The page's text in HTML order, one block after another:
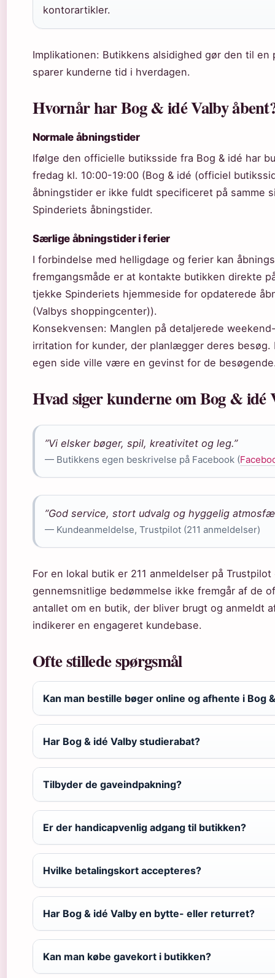
kontorartikler.
Implikationen: Butikkens alsidighed gør den til en
sparer kunderne tid i hverdagen.
Hvornår har Bog & idé Valby
Normale åbningstider
Ifølge den officielle butiksside fra Bog & idé har
fredag kl. 10:00-19:00 (Bog & idé (officiel
åbningstider er ikke fuldt specificeret på samme
Spinderiets åbningstider.
Særlige åbningstider i ferier
I forbindelse med helligdage og ferier kan
fremgangsmåde er at kontakte butikken direkte
tjekke Spinderiets hjemmeside for opdaterede
(Valbys shoppingcenter)).
Konsekvensen: Manglen på detaljerede
irritation for kunder, der planlægger deres besøg.
egen side ville være en gevinst for de
Hvad siger kunderne om Bog & idé
”Vi elsker bøger, spil, kreativitet og leg.”
— Butikkens egen beskrivelse på Facebook (
”God service, stort udvalg og hyggelig
— Kundeanmeldelse, Trustpilot (211 anmeldelser)
For en lokal butik er 211 anmeldelser på
gennemsnitlige bedømmelse ikke fremgår af de
antallet om en butik, der bliver brugt og anmeldt
indikerer en engageret kundebase.
Ofte stillede spørgsmål
Kan man bestille bøger online og afhente i Bog
Har Bog & idé Valby studierabat?
Tilbyder de gaveindpakning?
Er der handicapvenlig adgang til butikken?
Hvilke betalingskort accepteres?
Har Bog & idé Valby en bytte- eller returret?
Kan man købe gavekort i butikken?